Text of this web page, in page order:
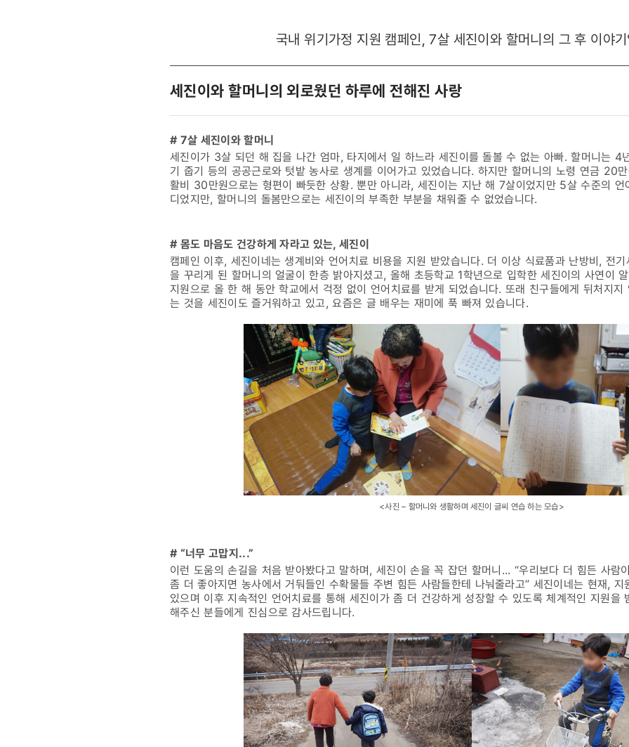
국내 위기가정 지원 캠페인, 7살 세진이와 할머니의 그 후 이야
세진이와 할머니의 외로웠던 하루에 전해진 사랑
# 7살 세진이와 할머니
세진이가 3살 되던 해 집을 나간 엄마, 타지에서 일 하느라 세진이를 돌볼 수 없는 아빠. 할머니는 4
기 줍기 등의 공공근로와 텃밭 농사로 생계를 이어가고 있었습니다. 하지만 할머니의 노령 연금 20
활비 30만원으로는 형편이 빠듯한 상황. 뿐만 아니라, 세진이는 지난 해 7살이었지만 5살 수준의
디었지만, 할머니의 돌봄만으로는 세진이의 부족한 부분을 채워줄 수 없었습니다.
# 몸도 마음도 건강하게 자라고 있는, 세진이
캠페인 이후, 세진이네는 생계비와 언어치료 비용을 지원 받았습니다. 더 이상 식료품과 난방비, 전
을 꾸리게 된 할머니의 얼굴이 한층 밝아지셨고, 올해 초등학교 1학년으로 입학한 세진이의 사연이
지원으로 올 한 해 동안 학교에서 걱정 없이 언어치료를 받게 되었습니다. 또래 친구들에게 뒤처지
는 것을 세진이도 즐거워하고 있고, 요즘은 글 배우는 재미에 푹 빠져 있습니다.
<사진 – 할머니와 생활하며 세진이 글씨 연습 하는 모습>
# “너무 고맙지...”
이런 도움의 손길을 처음 받아봤다고 말하며, 세진이 손을 꼭 잡던 할머니... “우리보다 더 힘든 사람
좀 더 좋아지면 농사에서 거둬들인 수확물들 주변 힘든 사람들한테 나눠줄라고” 세진이네는 현재,
있으며 이후 지속적인 언어치료를 통해 세진이가 좀 더 건강하게 성장할 수 있도록 체계적인 지원을
해주신 분들에게 진심으로 감사드립니다.